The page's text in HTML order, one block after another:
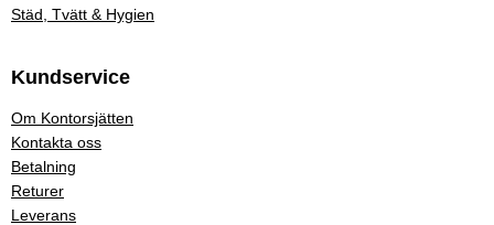
Städ, Tvätt & Hygien
Kundservice
Om Kontorsjätten
Kontakta oss
Betalning
Returer
Leverans